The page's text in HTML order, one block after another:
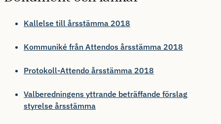
Kallelse till årsstämma 2018
Kommuniké från Attendos årsstämma 2018
Protokoll-Attendo årsstämma 2018
Valberedningens yttrande beträffande förslag
styrelse årsstämma